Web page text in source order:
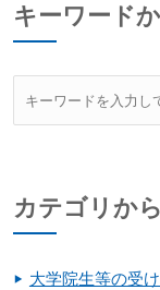
キーワード
カテゴリか
大学院生等の受